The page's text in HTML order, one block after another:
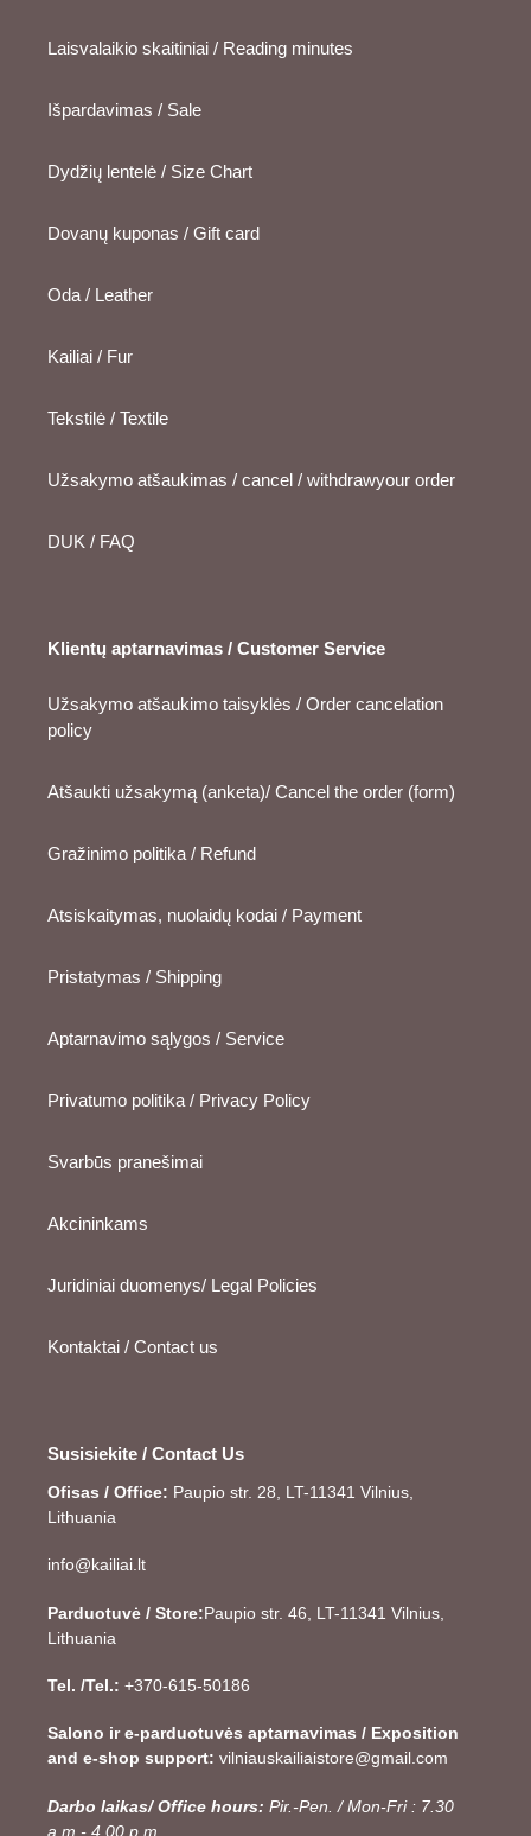
Laisvalaikio skaitiniai / Reading minutes
Išpardavimas / Sale
Dydžių lentelė / Size Chart
Dovanų kuponas / Gift card
Oda / Leather
Kailiai / Fur
Tekstilė / Textile
Užsakymo atšaukimas / cancel / withdrawyour order
DUK / FAQ
Klientų aptarnavimas / Customer Service
Užsakymo atšaukimo taisyklės / Order cancelation
policy
Atšaukti užsakymą (anketa)/ Cancel the order (form)
Gražinimo politika / Refund
Atsiskaitymas, nuolaidų kodai / Payment
Pristatymas / Shipping
Aptarnavimo sąlygos / Service
Privatumo politika / Privacy Policy
Svarbūs pranešimai
Akcininkams
Juridiniai duomenys/ Legal Policies
Kontaktai / Contact us
Susisiekite / Contact Us
Ofisas / Office: Paupio str. 28, LT-11341 Vilnius,
Lithuania
info@kailiai.lt
Parduotuvė / Store:Paupio str. 46, LT-11341 Vilnius,
Lithuania
Tel. /Tel.: +370-615-50186
Salono ir e-parduotuvės aptarnavimas / Exposition
and e-shop support: vilniauskailiaistore@gmail.com
Darbo laikas/ Office hours: Pir.-Pen. / Mon-Fri : 7.30
a.m.- 4.00 p.m.